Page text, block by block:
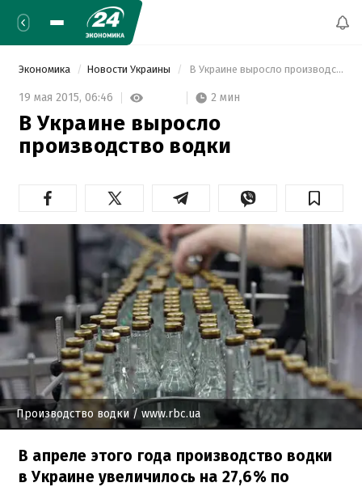
Экономика Новости Украины В Украине выросло производство водки
19 мая 2015, 06:46 2 мин
В Украине выросло
производство водки
Производство водки / www.rbc.ua
В апреле этого года производство водки
в Украине увеличилось на 27,6% по